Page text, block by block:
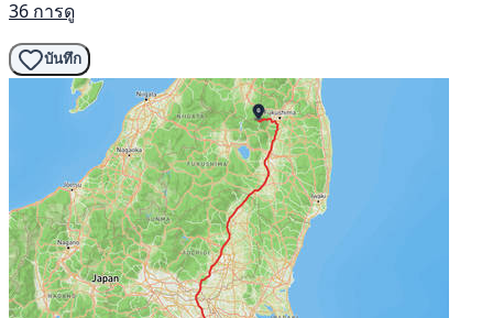
36 การดู
บันทึก